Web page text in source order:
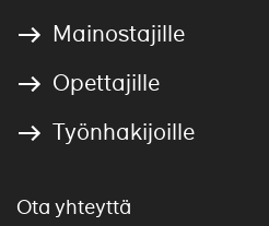
Mainostajille
Opettajille
Työnhakijoille
Ota yhteyttä